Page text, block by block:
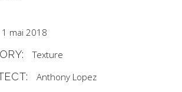
1 mai 2018
Texture
Anthony Lopez